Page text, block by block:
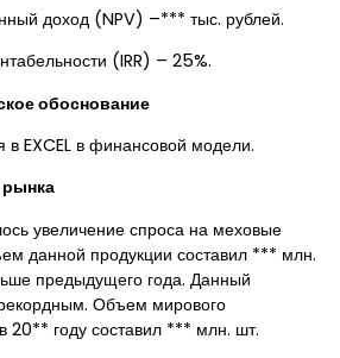
доход (NPV) –*** тыс. рублей.
(IRR) – 25%.
обоснование
в EXCEL в финансовой модели.
увеличение спроса на меховые
данной продукции составил *** млн.
предыдущего года. Данный
Объем мирового
20** году составил *** млн. шт.